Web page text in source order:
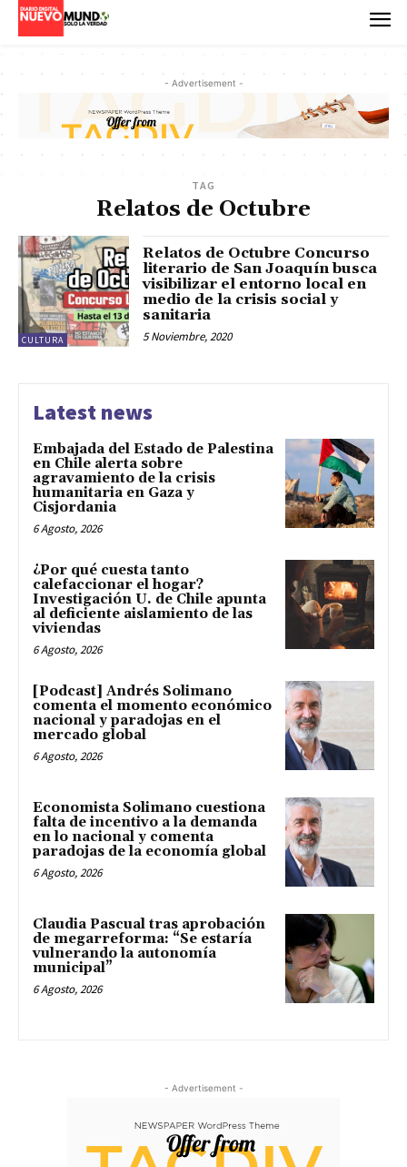
- Advertisement -
TAG
Relatos de Octubre
CULTURA
Relatos de Octubre Concurso
literario de San Joaquín busca
visibilizar el entorno local en
medio de la crisis social y
sanitaria
5 Noviembre, 2020
Latest news
Embajada del Estado de Palestina
en Chile alerta sobre
agravamiento de la crisis
humanitaria en Gaza y
Cisjordania
6 Agosto, 2026
¿Por qué cuesta tanto
calefaccionar el hogar?
Investigación U. de Chile apunta
al deficiente aislamiento de las
viviendas
6 Agosto, 2026
[Podcast] Andrés Solimano
comenta el momento económico
nacional y paradojas en el
mercado global
6 Agosto, 2026
Economista Solimano cuestiona
falta de incentivo a la demanda
en lo nacional y comenta
paradojas de la economía global
6 Agosto, 2026
Claudia Pascual tras aprobación
de megarreforma: “Se estaría
vulnerando la autonomía
municipal”
6 Agosto, 2026
- Advertisement -